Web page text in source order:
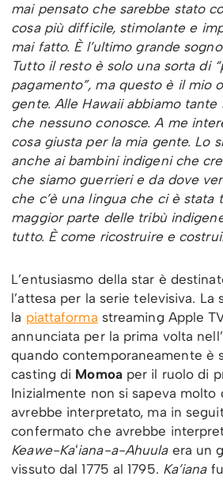
mai pensato che sarebbe stato
cosa più difficile, stimolante e
mai fatto. È l’ultimo grande
Tutto il resto è solo una sorta di
pagamento”, ma questo è il mio
gente. Alle Hawaii abbiamo tante
che nessuno conosce. A me
cosa giusta per la mia gente. Lo
anche ai bambini indigeni che
che siamo guerrieri e da dove
che c’è una lingua che ci è stata
maggior parte delle tribù
tutto. È come ricostruire e
L’entusiasmo della star è
l’attesa per la serie televisiva. La
la piattaforma streaming Apple
annunciata per la prima volta
quando contemporaneamente è
casting di Momoa per il ruolo di
Inizialmente non si sapeva molto
avrebbe interpretato, ma in
confermato che avrebbe
Keawe-Kaʻiana-a-Ahuulaera un
vissuto dal 1775 al 1795. Ka’ianafu